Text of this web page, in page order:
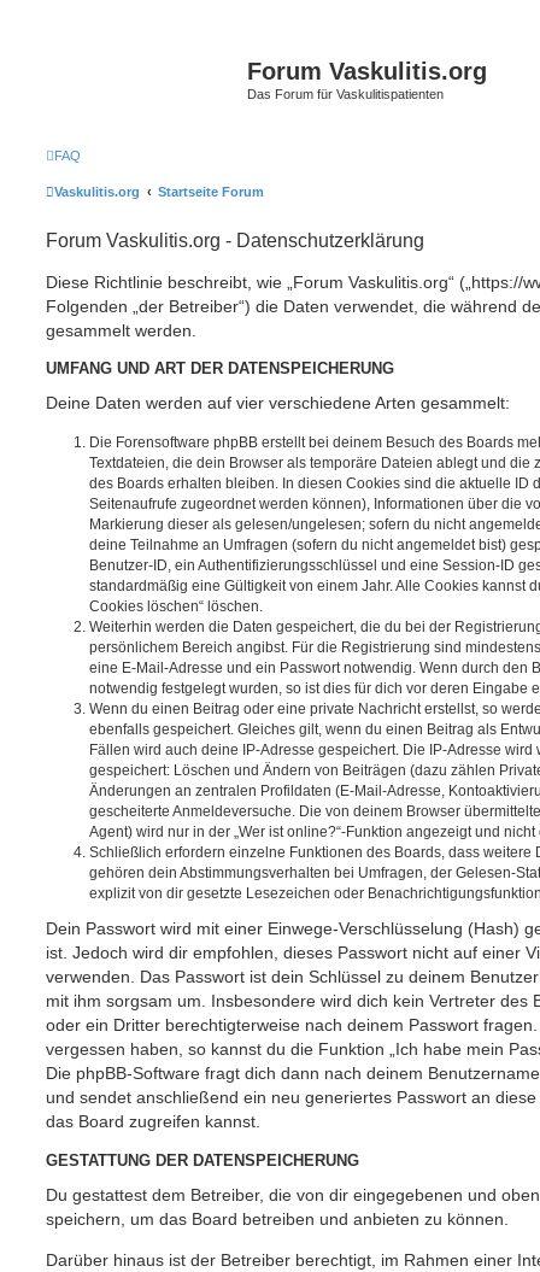
Forum Vaskulitis.org
Das Forum für Vaskulitispatienten
FAQ
Vaskulitis.org Startseite Forum
Forum Vaskulitis.org - Datenschutzerklärung
Diese Richtlinie beschreibt, wie „Forum Vaskulitis.org“ („https://
Folgenden „der Betreiber“) die Daten verwendet, die während
gesammelt werden.
UMFANG UND ART DER DATENSPEICHERUNG
Deine Daten werden auf vier verschiedene Arten gesammelt:
Die Forensoftware phpBB erstellt bei deinem Besuch des Boards
Textdateien, die dein Browser als temporäre Dateien ablegt und die
des Boards erhalten bleiben. In diesen Cookies sind die aktuelle ID
Seitenaufrufe zugeordnet werden können), Informationen über die
Markierung dieser als gelesen/ungelesen; sofern du nicht
deine Teilnahme an Umfragen (sofern du nicht angemeldet bist)
Benutzer-ID, ein Authentifizierungsschlüssel und eine Session-ID
standardmäßig eine Gültigkeit von einem Jahr. Alle Cookies kannst
Cookies löschen“ löschen.
Weiterhin werden die Daten gespeichert, die du bei der
persönlichem Bereich angibst. Für die Registrierung sind
eine E-Mail-Adresse und ein Passwort notwendig. Wenn durch den
notwendig festgelegt wurden, so ist dies für dich vor deren Eingabe
Wenn du einen Beitrag oder eine private Nachricht erstellst, so
ebenfalls gespeichert. Gleiches gilt, wenn du einen Beitrag als
Fällen wird auch deine IP-Adresse gespeichert. Die IP-Adresse
gespeichert: Löschen und Ändern von Beiträgen (dazu zählen
Änderungen an zentralen Profildaten (E-Mail-Adresse,
gescheiterte Anmeldeversuche. Die von deinem Browser
Agent) wird nur in der „Wer ist online?“-Funktion angezeigt und
Schließlich erfordern einzelne Funktionen des Boards, dass weitere
gehören dein Abstimmungsverhalten bei Umfragen, der Gelesen-
explizit von dir gesetzte Lesezeichen oder
Dein Passwort wird mit einer Einwege-Verschlüsselung (Hash)
ist. Jedoch wird dir empfohlen, dieses Passwort nicht auf einer
verwenden. Das Passwort ist dein Schlüssel zu deinem
mit ihm sorgsam um. Insbesondere wird dich kein Vertreter des
oder ein Dritter berechtigterweise nach deinem Passwort
vergessen haben, so kannst du die Funktion „Ich habe mein
Die phpBB-Software fragt dich dann nach deinem
und sendet anschließend ein neu generiertes Passwort an
das Board zugreifen kannst.
GESTATTUNG DER DATENSPEICHERUNG
Du gestattest dem Betreiber, die von dir eingegebenen und
speichern, um das Board betreiben und anbieten zu können.
Darüber hinaus ist der Betreiber berechtigt, im Rahmen einer